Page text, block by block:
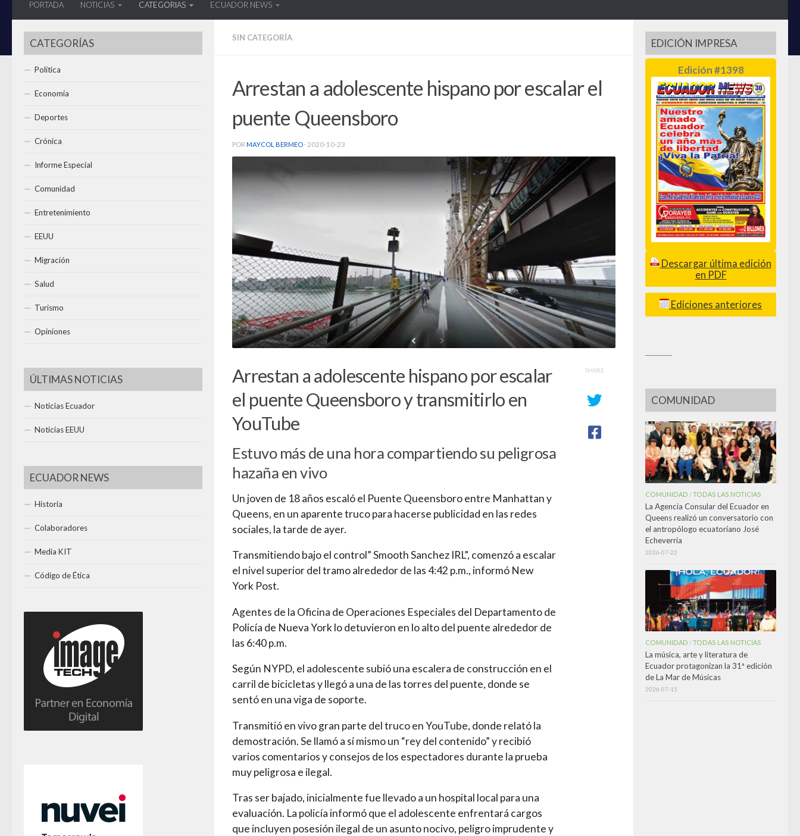
PORTADA NOTICIAS CATEGORIAS ECUADOR NEWS
SIN CATEGORÍA
Arrestan a adolescente hispano por escalar el
puente Queensboro
POR MAYCOL BERMEO · 2020-10-23
Arrestan a adolescente hispano por escalar
el puente Queensboro y transmitirlo en
YouTube
Estuvo más de una hora compartiendo su peligrosa
hazaña en vivo
Un joven de 18 años escaló el Puente Queensboro entre Manhattan y
Queens, en un aparente truco para hacerse publicidad en las redes
sociales, la tarde de ayer.
Transmitiendo bajo el control” Smooth Sanchez IRL”, comenzó a escalar
el nivel superior del tramo alrededor de las 4:42 p.m., informó New
York Post.
Agentes de la Oficina de Operaciones Especiales del Departamento de
Policía de Nueva York lo detuvieron en lo alto del puente alrededor de
las 6:40 p.m.
Según NYPD, el adolescente subió una escalera de construcción en el
carril de bicicletas y llegó a una de las torres del puente, donde se
sentó en una viga de soporte.
Transmitió en vivo gran parte del truco en YouTube, donde relató la
demostración. Se llamó a sí mismo un “rey del contenido” y recibió
varios comentarios y consejos de los espectadores durante la prueba
muy peligrosa e ilegal.
Tras ser bajado, inicialmente fue llevado a un hospital local para una
evaluación. La policía informó que el adolescente enfrentará cargos
que incluyen posesión ilegal de un asunto nocivo, peligro imprudente y
SHARE
CATEGORÍAS
Política
Economía
Deportes
Crónica
Informe Especial
Comunidad
Entretenimiento
EEUU
Migración
Salud
Turismo
Opiniones
ÚLTIMAS NOTICIAS
Noticias Ecuador
Noticias EEUU
ECUADOR NEWS
Historia
Colaboradores
Media KIT
Código de Ética
EDICIÓN IMPRESA
Edición #1398
Descargar última edición
en PDF
Ediciones anteriores
COMUNIDAD
COMUNIDAD /TODAS LAS NOTICIAS
La Agencia Consular del Ecuador en
Queens realizó un conversatorio con
el antropólogo ecuatoriano José
Echeverría
2026-07-22
COMUNIDAD /TODAS LAS NOTICIAS
La música, arte y literatura de
Ecuador protagonizan la 31ª edición
de La Mar de Músicas
2026-07-15